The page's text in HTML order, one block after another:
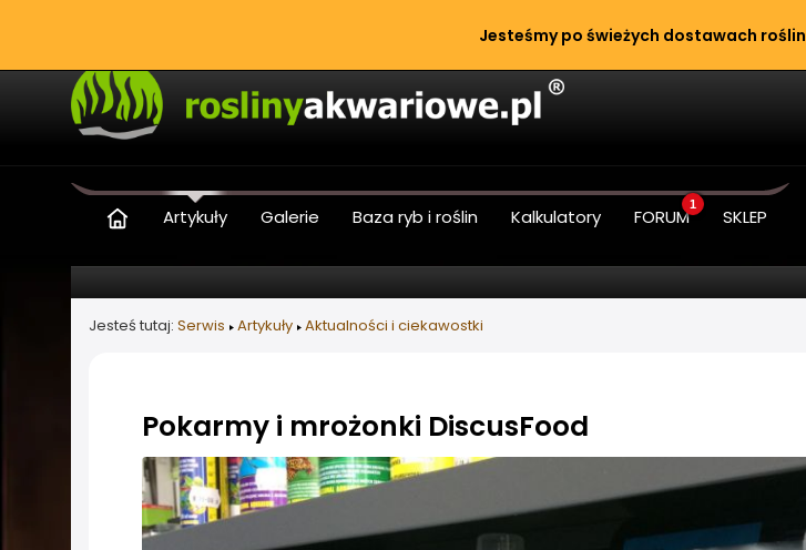
Jesteśmy po świeżych dostawach roślin
Artykuły Galerie Baza ryb i roślin Kalkulatory FORUM
1
SKLEP
Jesteś tutaj: Serwis Artykuły Aktualności i ciekawostki
Pokarmy i mrożonki DiscusFood